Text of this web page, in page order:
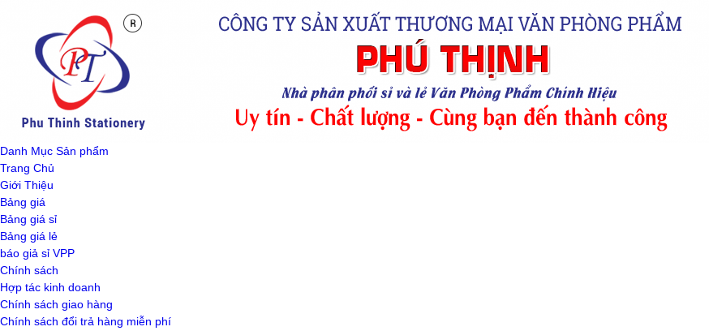
Danh Mục Sản phẩm
Trang Chủ
Giới Thiệu
Bảng giá
Bảng giá sỉ
Bảng giá lẻ
báo giả sỉ VPP
Chính sách
Hợp tác kinh doanh
Chính sách giao hàng
Chính sách đổi trả hàng miễn phí